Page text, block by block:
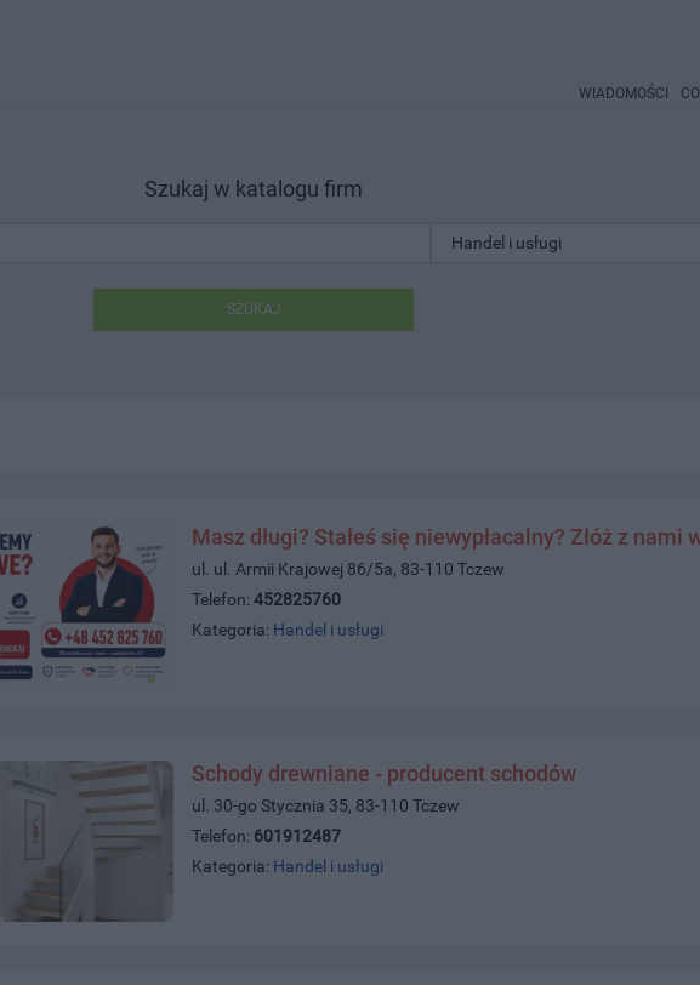
WIADOMOŚCI
Szukaj w katalogu firm
SZUKAJ
Masz długi? Stałeś się niewypłacalny? Złóż z nami
ul. ul. Armii Krajowej 86/5a, 83-110 Tczew
Telefon:452825760
Kategoria: Handel i usługi
Schody drewniane - producent schodów
ul. 30-go Stycznia 35, 83-110 Tczew
Telefon: 601912487
Kategoria: Handel i usługi